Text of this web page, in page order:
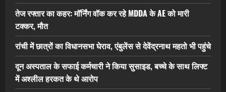
तेज रफ्तार का कहर: मॉर्निंग वॉक कर रहे MDDA के AE को मारी
टक्कर, मौत
रांची में छात्रों का विधानसभा घेराव, एंबुलेंस से देवेंद्रनाथ महतो भी पहुंचे
दून अस्पताल के सफाई कर्मचारी ने किया सुसाइड, बच्चे के साथ लिफ्ट
में अश्लील हरकत के थे आरोप